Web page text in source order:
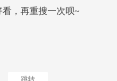
，再重搜一次呗~
跳转